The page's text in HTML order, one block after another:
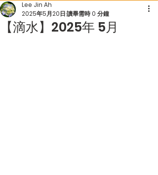
【滴水】2025年 5月
Lee Jin Ah
2025年5月20日讀畢需時 0 分鐘